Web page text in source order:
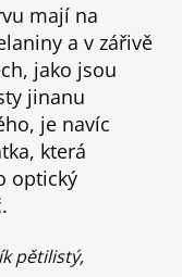
mají na
a v zářivě
jako jsou
jinanu
je navíc
která
optický
pětilistý,